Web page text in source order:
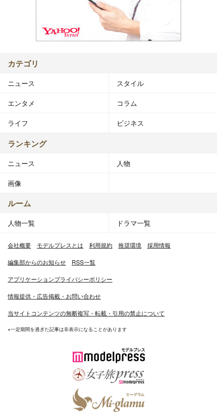
カテゴリ
ニュース スタイル
エンタメ コラム
ライフ ビジネス
ランキング
ニュース 人物
画像
ルーム
人物一覧 ドラマ一覧
会社概要 モデルプレスとは 利用規約 推奨環境 採用情報
編集部からのお知らせ RSS一覧
アプリケーションプライバシーポリシー
情報提供・広告掲載・お問い合わせ
当サイトコンテンツの無断複写・転載・引用の禁止について
※一定期間を過ぎた記事は非表示になることがあります